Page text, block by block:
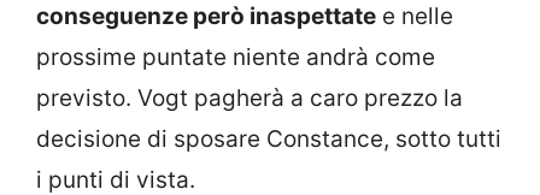
conseguenze però inaspettate e nelle
prossime puntate niente andrà come
previsto. Vogt pagherà a caro prezzo la
decisione di sposare Constance, sotto tutti
i punti di vista.